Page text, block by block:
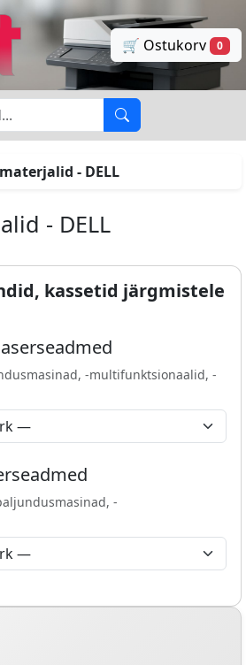
🛒 Ostukorv 0
- DELL
- DELL
kassetid järgmistele
-multifunktsionaalid, -
-